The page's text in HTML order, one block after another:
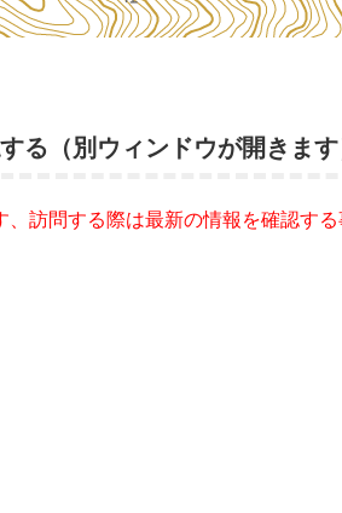
る（別ウィンドウが開きます
訪問する際は最新の情報を確認する